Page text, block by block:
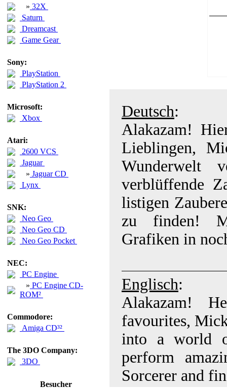
» 32X
Saturn
Dreamcast
Game Gear
Sony:
PlayStation
PlayStation 2
Microsoft:
Xbox
Atari:
2600 VCS
Jaguar
» Jaguar CD
Lynx
SNK:
Neo Geo
Neo Geo CD
Neo Geo Pocket
NEC:
PC Engine
» PC Engine CD-
ROM²
Commodore:
Amiga CD³²
The 3DO Company:
3DO
Besucher
Deutsch:
Alakazam!
Lieblingen,
Wunderwelt
verblüffende
listigen
zu finden!
Grafiken in
Englisch:
Alakazam!
favourites,
into a world
perform
Sorcerer and